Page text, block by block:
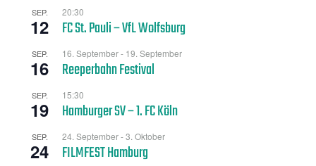
SEP.
12
20:30
FC St. Pauli – VfL Wolfsburg
SEP.
16
16. September- 19. September
Reeperbahn Festival
SEP.
19
15:30
Hamburger SV – 1. FC Köln
SEP.
24
24. September-3. Oktober
FILMFEST Hamburg